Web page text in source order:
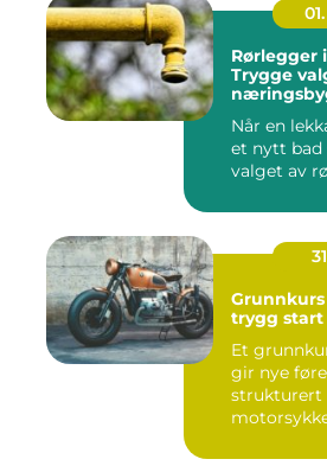
Rørlegger
Trygge
Når en
et nytt bad
valget av
trygg
Et
gir nye
strukturert